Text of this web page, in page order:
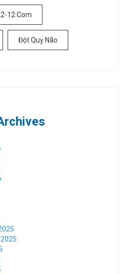
12.com
Đột Quỵ Não